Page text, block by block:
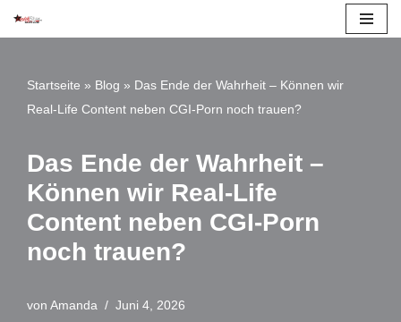
Startseite » Blog » Das Ende der Wahrheit – Können wir
Real-Life Content neben CGI-Porn noch trauen?
Das Ende der Wahrheit –
Können wir Real-Life
Content neben CGI-Porn
noch trauen?
von Amanda Juni 4, 2026